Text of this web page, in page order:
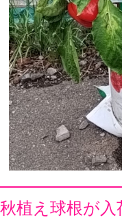
秋植え球根が入